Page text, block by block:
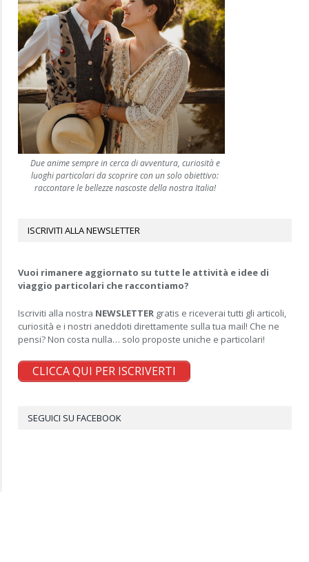
Due anime sempre in cerca di avventura, curiosità e
luoghi particolari da scoprire con un solo obiettivo:
raccontare le bellezze nascoste della nostra Italia!
ISCRIVITI ALLA NEWSLETTER
Vuoi rimanere aggiornato su tutte le attività e idee di
viaggio particolari che raccontiamo?
Iscriviti alla nostra NEWSLETTER gratis e riceverai tutti gli articoli,
curiosità e i nostri aneddoti direttamente sulla tua mail! Che ne
pensi? Non costa nulla… solo proposte uniche e particolari!
CLICCA QUI PER ISCRIVERTI
SEGUICI SU FACEBOOK